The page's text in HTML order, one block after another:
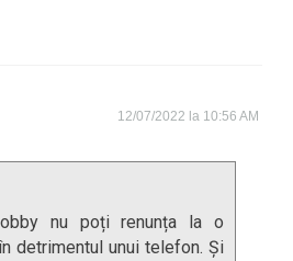
12/07/2022 la 10:56 AM
nu poți renunța la o
detrimentul unui telefon. Și